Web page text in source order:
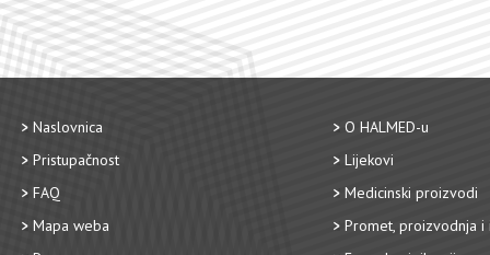
Naslovnica
Pristupačnost
FAQ
Mapa weba
O HALMED-u
Lijekovi
Medicinski proizvodi
Promet, proizvodnja i